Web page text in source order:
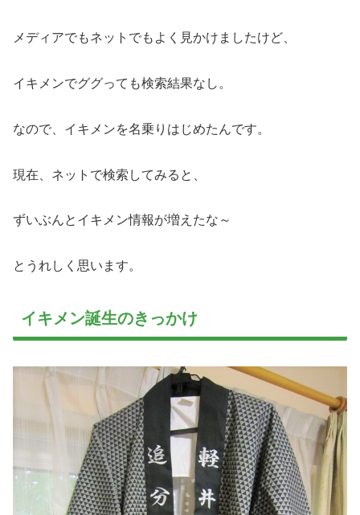
メディアでもネットでもよく見かけましたけど、
イキメンでググっても検索結果なし。
なので、イキメンを名乗りはじめたんです。
現在、ネットで検索してみると、
ずいぶんとイキメン情報が増えたな～
とうれしく思います。
イキメン誕生のきっかけ